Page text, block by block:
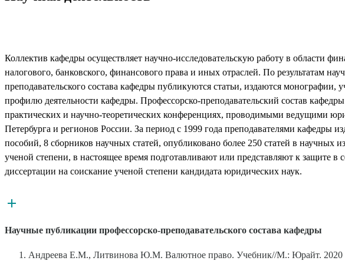
Коллектив кафедры осуществляет научно-исследовательскую работу в области
налогового, банковского, финансового права и иных отраслей. По результатам
преподавательского состава кафедры публикуются статьи, издаются
профилю деятельности кафедры. Профессорско-преподавательский состав
практических и научно-теоретических конференциях, проводимыми ведущими
Петербурга и регионов России. За период с 1999 года преподавателями кафедры
пособий, 8 сборников научных статей, опубликовано более 250 статей в
ученой степени, в настоящее время подготавливают или представляют к защите
диссертации на соискание ученой степени кандидата юридических наук.
Научные публикации профессорско-преподавательского состава кафедры
Андреева Е.М., Литвинова Ю.М. Валютное право. Учебник//М.: Юрайт. 2020